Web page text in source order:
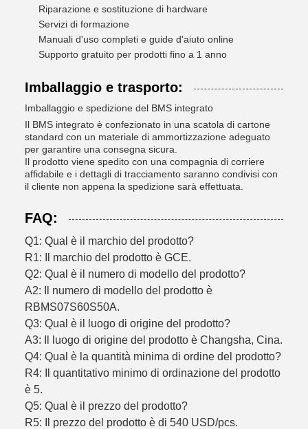
Riparazione e sostituzione di hardware
Servizi di formazione
Manuali d'uso completi e guide d'aiuto online
Supporto gratuito per prodotti fino a 1 anno
Imballaggio e trasporto:
Imballaggio e spedizione del BMS integrato
Il BMS integrato è confezionato in una scatola di cartone
standard con un materiale di ammortizzazione adeguato
per garantire una consegna sicura.
Il prodotto viene spedito con una compagnia di corriere
affidabile e i dettagli di tracciamento saranno condivisi con
il cliente non appena la spedizione sarà effettuata.
FAQ:
Q1: Qual è il marchio del prodotto?
R1: Il marchio del prodotto è GCE.
Q2: Qual è il numero di modello del prodotto?
A2: Il numero di modello del prodotto è
RBMS07S60S50A.
Q3: Qual è il luogo di origine del prodotto?
A3: Il luogo di origine del prodotto è Changsha, Cina.
Q4: Qual è la quantità minima di ordine del prodotto?
R4: Il quantitativo minimo di ordinazione del prodotto
è 5.
Q5: Qual è il prezzo del prodotto?
R5: Il prezzo del prodotto è di 540 USD/pcs.